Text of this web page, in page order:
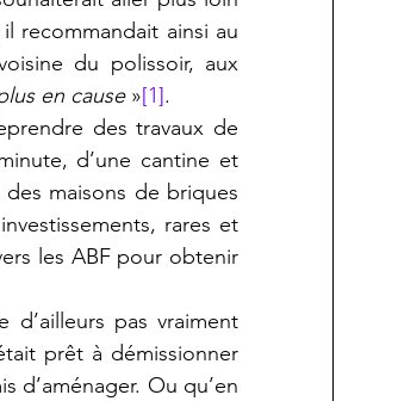
recommandait ainsi au
du polissoir, aux
en cause »[1].
des travaux de
d’une cantine et
maisons de briques
rares et
les ABF pour obtenir
pas vraiment
prêt à démissionner
d’aménager. Ou qu’en